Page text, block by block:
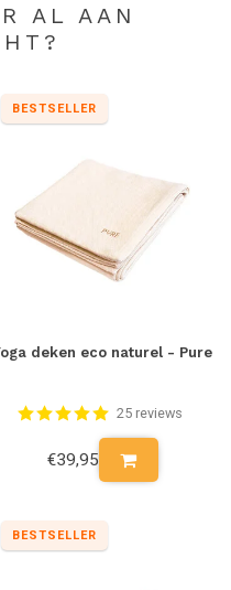
AL AAN
BESTSELLER
deken eco naturel - Pure
25 reviews
€39,95
BESTSELLER